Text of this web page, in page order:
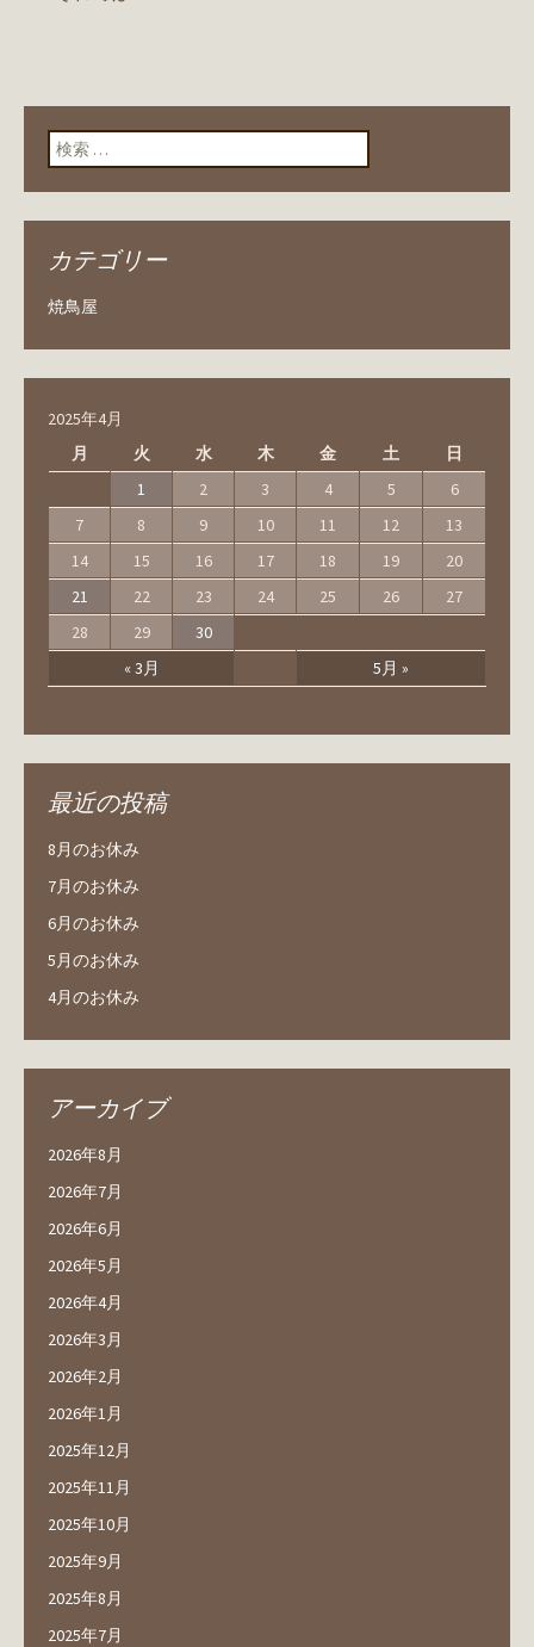
検索:
カテゴリー
焼鳥屋
2025年4月
月
火 水 木 金 土 日
« 3月 5月 »
1 2 3 4 5
6
7
8 9 10 11 12
13
14
15 16 17 18 19
20
21
22 23 24 25 26
27
28
29 30
最近の投稿
8月のお休み
7月のお休み
6月のお休み
5月のお休み
4月のお休み
アーカイブ
2026年8月
2026年7月
2026年6月
2026年5月
2026年4月
2026年3月
2026年2月
2026年1月
2025年12月
2025年11月
2025年10月
2025年9月
2025年8月
2025年7月